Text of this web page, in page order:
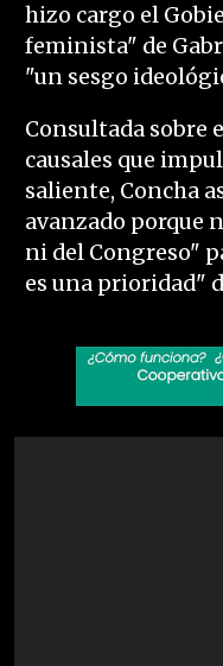
hizo cargo el
feminista" de
"un sesgo
Consultada sobre
causales que
saliente, Concha
avanzado porque
ni del Congreso"
es una prioridad"